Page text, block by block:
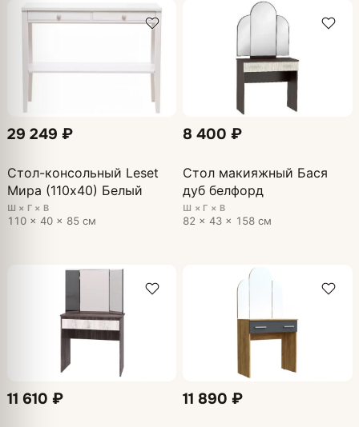
29 249 ₽
Стол-консольный Leset
Мира (110х40) Белый
Ш × Г × В
110 × 40 × 85 см
8 400 ₽
Стол макияжный Бася
дуб белфорд
Ш × Г × В
82 × 43 × 158 см
11 610 ₽ 11 890 ₽